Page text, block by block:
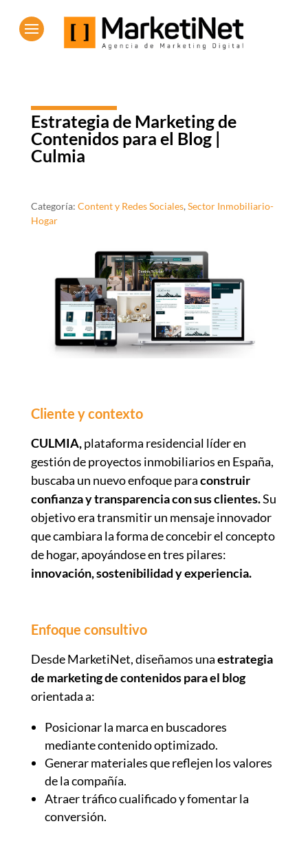
Estrategia de Marketing de
Contenidos para el Blog |
Culmia
Categoría: Content y Redes Sociales, Sector Inmobiliario-
Hogar
Cliente y contexto
CULMIA,plataforma residencial líder en
gestión de proyectos inmobiliarios en España,
buscaba un nuevo enfoque paraconstruir
confianza y transparencia con sus clientes.Su
objetivo era transmitir un mensaje innovador
que cambiara la forma de concebir el concepto
de hogar, apoyándose en tres pilares:
innovación, sostenibilidad y experiencia.
Enfoque consultivo
Desde MarketiNet, diseñamos unaestrategia
de marketing de contenidos para el blog
orientada a:
Posicionar la marca en buscadores
mediante contenido optimizado.
Generar materiales que reflejen los valores
de la compañía.
Atraer tráfico cualificado y fomentar la
conversión.